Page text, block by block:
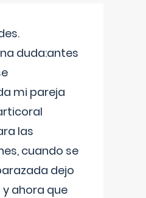
duda:antes
mi pareja
las
cuando se
dejo
ahora que